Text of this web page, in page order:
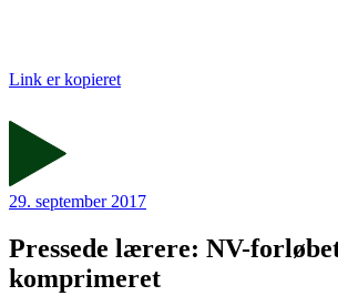
Link er kopieret
29. september 2017
Pressede lærere: NV-
komprimeret